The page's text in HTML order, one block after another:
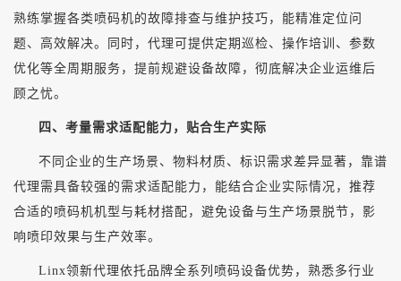
熟练掌握各类喷码机的故障排查与维护技巧，能精准定位问
题、高效解决。同时，代理可提供定期巡检、操作培训、参数
优化等全周期服务，提前规避设备故障，彻底解决企业运维后
顾之忧。
四、考量需求适配能力，贴合生产实际
不同企业的生产场景、物料材质、标识需求差异显著，靠谱
代理需具备较强的需求适配能力，能结合企业实际情况，推荐
合适的喷码机机型与耗材搭配，避免设备与生产场景脱节，影
响喷印效果与生产效率。
Linx领新代理依托品牌全系列喷码设备优势，熟悉多行业